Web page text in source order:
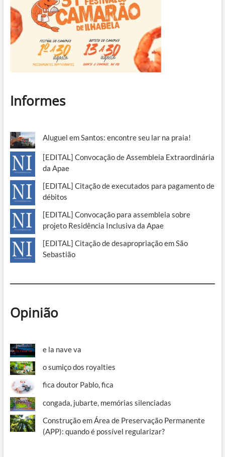
Informes
Aluguel em Santos: encontre seu lar na praia!
[EDITAL] Convocação de Assembleia Extraordinária
da Apae
[EDITAL] Citação de executados para pagamento de
débitos
[EDITAL] Convocação para assembleia sobre
projeto Residência Inclusiva da Apae
[EDITAL] Citação de desapropriação em São
Sebastião
Opinião
e la nave va
o sumiço dos royalties
fica doutor Pablo, fica
congada, jubarte, memórias silenciadas
Construção em Área de Preservação Permanente
(APP): quando é possível regularizar?